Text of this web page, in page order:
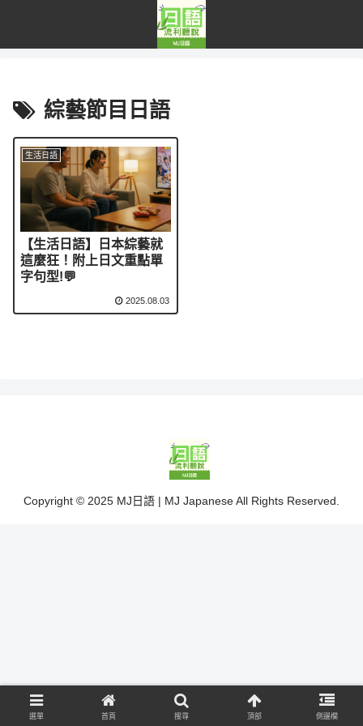
綜藝節目日語
生活日語
【生活日語】日本綜藝就
這麼狂！附上日文重點單
字句型!💬
2025.08.03
Copyright © 2025 MJ日語 | MJ Japanese All Rights Reserved.
選單 首頁 搜尋 頂部 側邊欄